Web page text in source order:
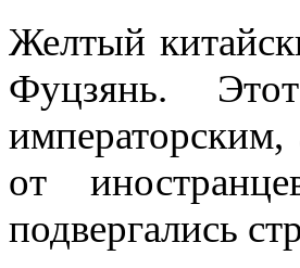
Желтый
Фуцзянь.
императорским,
от
подвергались